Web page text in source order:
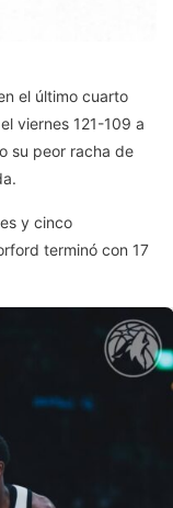
el último cuarto
viernes 121-109 a
su peor racha de
y cinco
terminó con 17